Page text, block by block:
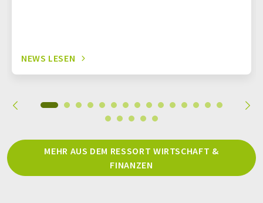
NEWS LESEN
MEHR AUS DEM RESSORT WIRTSCHAFT &
FINANZEN